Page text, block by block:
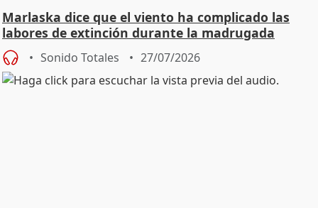
Marlaska dice que el viento ha complicado las
labores de extinción durante la madrugada
Sonido Totales 27/07/2026